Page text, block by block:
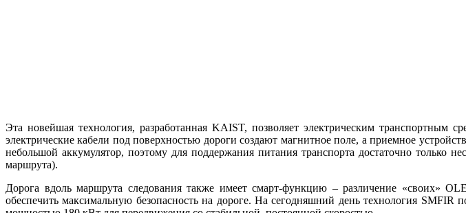
Эта новейшая технология, разработанная KAIST, позволяет электрическим транспортным
электрические кабели под поверхностью дороги создают магнитное поле, а приемное
небольшой аккумулятор, поэтому для поддержания питания транспорта достаточно только
маршрута).
Дорога вдоль маршрута следования также имеет смарт-функцию – различение «своих»
обеспечить максимальную безопасность на дороге. На сегодняшний день технология SMFIR